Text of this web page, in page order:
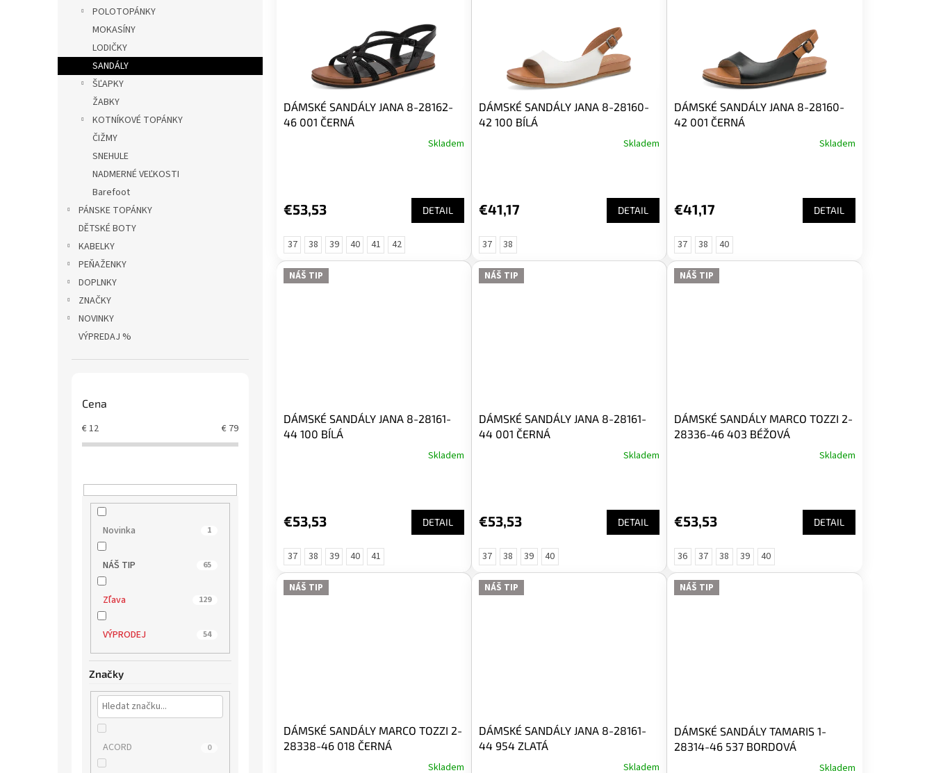
POLOTOPÁNKY
MOKASÍNY
LODIČKY
SANDÁLY
ŠĽAPKY
ŽABKY
KOTNÍKOVÉ TOPÁNKY
ČIŽMY
SNEHULE
NADMERNÉ VEĽKOSTI
Barefoot
PÁNSKE TOPÁNKY
DĚTSKÉ BOTY
KABELKY
PEŇAŽENKY
DOPLNKY
ZNAČKY
NOVINKY
VÝPREDAJ %
Cena
€12 € 79
Novinka 1
NÁŠ TIP 65
Zľava 129
VÝPRODEJ 54
Značky
ACORD 0
DÁMSKÉ SANDÁLY JANA 8-28162-
46 001 ČERNÁ
Skladem
€53,53 DETAIL
37 38 39 40 41 42
DÁMSKÉ SANDÁLY JANA 8-28160-
42 100 BÍLÁ
Skladem
€41,17 DETAIL
37 38
DÁMSKÉ SANDÁLY JANA 8-28160-
42 001 ČERNÁ
Skladem
€41,17 DETAIL
37 38 40
NÁŠ TIP
DÁMSKÉ SANDÁLY JANA 8-28161-
44 100 BÍLÁ
Skladem
€53,53 DETAIL
37 38 39 40 41
NÁŠ TIP
DÁMSKÉ SANDÁLY JANA 8-28161-
44 001 ČERNÁ
Skladem
€53,53 DETAIL
37 38 39 40
NÁŠ TIP
DÁMSKÉ SANDÁLY MARCO TOZZI 2-
28336-46 403 BÉŽOVÁ
Skladem
€53,53 DETAIL
36 37 38 39 40
NÁŠ TIP
DÁMSKÉ SANDÁLY MARCO TOZZI 2-
28338-46 018 ČERNÁ
Skladem
NÁŠ TIP
DÁMSKÉ SANDÁLY JANA 8-28161-
44 954 ZLATÁ
Skladem
NÁŠ TIP
DÁMSKÉ SANDÁLY TAMARIS 1-
28314-46 537 BORDOVÁ
Skladem